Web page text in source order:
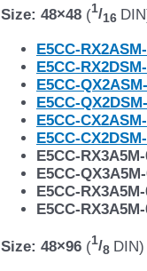
Size: 48×48 (1/16
E5CC-
E5CC-
E5CC-
E5CC-
E5CC-
E5CC-
E5CC-
E5CC-
E5CC-
E5CC-
Size: 48×96 (1/8 DIN)